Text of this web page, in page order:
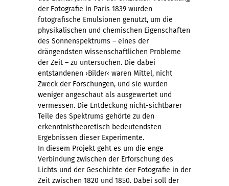
der Fotografie in Paris 1839 wurden
fotografische Emulsionen genutzt, um die
physikalischen und chemischen Eigenschaften
des Sonnenspektrums – eines der
drängendsten wissenschaftlichen Probleme
der Zeit – zu untersuchen. Die dabei
entstandenen ›Bilder‹ waren Mittel, nicht
Zweck der Forschungen, und sie wurden
weniger angeschaut als ausgewertet und
vermessen. Die Entdeckung nicht-sichtbarer
Teile des Spektrums gehörte zu den
erkenntnistheoretisch bedeutendsten
Ergebnissen dieser Experimente.
In diesem Projekt geht es um die enge
Verbindung zwischen der Erforschung des
Lichts und der Geschichte der Fotografie in der
Zeit zwischen 1820 und 1850. Dabei soll der